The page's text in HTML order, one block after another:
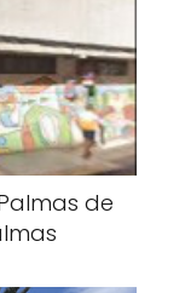
de